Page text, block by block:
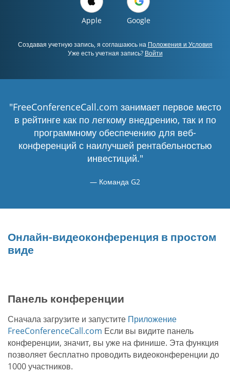
Apple Google
Создавая учетную запись, я соглашаюсь на Положения и Условия
Уже есть учетная запись? Войти
"FreeConferenceCall.com занимает первое место
в рейтинге как по легкому внедрению, так и по
программному обеспечению для веб-
конференций с наилучшей рентабельностью
инвестиций."
Команда G2
Онлайн-видеоконференция в простом
виде
Панель конференции
Сначала загрузите и запустите Приложение
FreeConferenceCall.com Если вы видите панель
конференции, значит, вы уже на финише. Эта функция
позволяет бесплатно проводить видеоконференции до
1000 участников.